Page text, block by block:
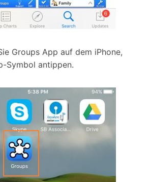
Groups App auf dem iPhone,
Symbol antippen.